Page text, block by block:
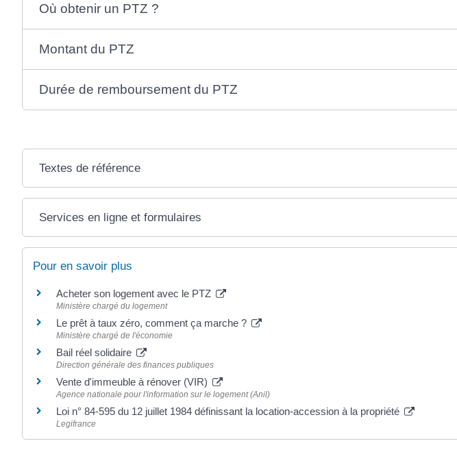
Où obtenir un PTZ ?
Montant du PTZ
Durée de remboursement du PTZ
Textes de référence
Services en ligne et formulaires
Pour en savoir plus
Acheter son logement avec le PTZ
Ministère chargé du logement
Le prêt à taux zéro, comment ça marche ?
Ministère chargé de l'économie
Bail réel solidaire
Direction générale des finances publiques
Vente d'immeuble à rénover (VIR)
Agence nationale pour l'information sur le logement (Anil)
Loi n° 84-595 du 12 juillet 1984 définissant la location-accession à la propriété
Legifrance